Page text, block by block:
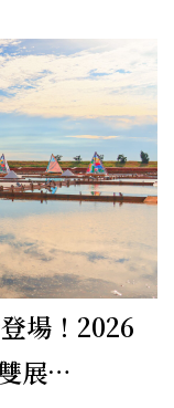
場！2026
展…